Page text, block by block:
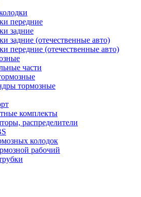
передние
задние
задние (отечественные авто)
передние (отечественные авто)
части
тормозные
комплекты
распределители
колодок
рабочий